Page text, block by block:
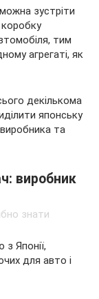
зустріти
тим
агрегаті, як
декількома
японську
та
виробник
Японії,
для авто і